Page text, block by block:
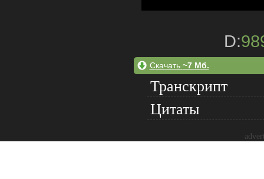
D:
Скачать ~7 Мб.
Транскрипт
Цитаты